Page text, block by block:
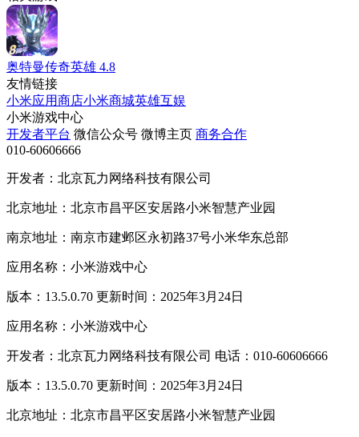
奥特曼传奇英雄 4.8
友情链接
小米应用商店小米商城英雄互娱
小米游戏中心
开发者平台 微信公众号 微博主页 商务合作
010-60606666
开发者：北京瓦力网络科技有限公司
北京地址：北京市昌平区安居路小米智慧产业园
南京地址：南京市建邺区永初路37号小米华东总部
应用名称：小米游戏中心
版本：13.5.0.70 更新时间：2025年3月24日
应用名称：小米游戏中心
开发者：北京瓦力网络科技有限公司 电话：010-60606666
版本：13.5.0.70 更新时间：2025年3月24日
北京地址：北京市昌平区安居路小米智慧产业园